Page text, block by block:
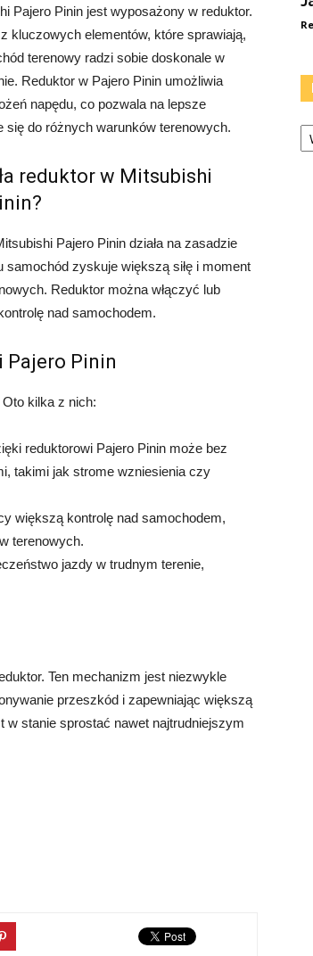
Pajero Pinin jest wyposażony w reduktor.
kluczowych elementów, które sprawiają,
terenowy radzi sobie doskonale w
Reduktor w Pajero Pinin umożliwia
napędu, co pozwala na lepsze
się do różnych warunków terenowych.
reduktor w Mitsubishi
Pajero Pinin działa na zasadzie
samochód zyskuje większą siłę i moment
Reduktor można włączyć lub
nad samochodem.
Pajero Pinin
kilka z nich:
reduktorowi Pajero Pinin może bez
takimi jak strome wzniesienia czy
większą kontrolę nad samochodem,
terenowych.
jazdy w trudnym terenie,
Ten mechanizm jest niezwykle
przeszkód i zapewniając większą
w stanie sprostać nawet najtrudniejszym